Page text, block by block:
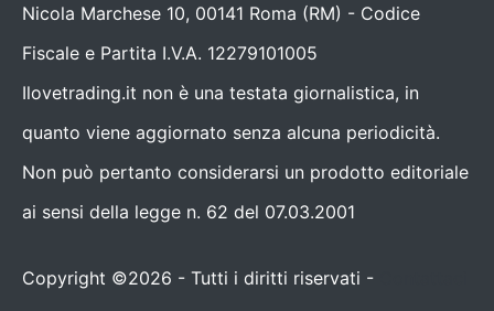
Nicola Marchese 10, 00141 Roma (RM) - Codice
Fiscale e Partita I.V.A. 12279101005
Ilovetrading.it non è una testata giornalistica, in
quanto viene aggiornato senza alcuna periodicità.
Non può pertanto considerarsi un prodotto editoriale
ai sensi della legge n. 62 del 07.03.2001
Copyright ©2026 - Tutti i diritti riservati -